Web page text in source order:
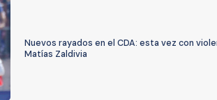
Nuevos rayados en el CDA: esta vez con
Matías Zaldivia